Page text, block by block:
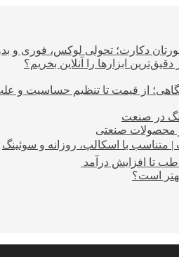
یورتان دکارت؛ تحولی لوکس، فوری و
ابزارها را آنلاین بخریم؟
از قیمت تا تنظیم حساسیت و
در صنعت
و محصولات صنعتی
با اسکالپ، روزانه و سوئینگ
است؟